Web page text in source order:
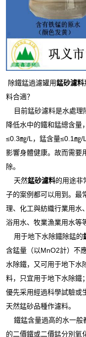
除鐵錳過濾罐用錳砂濾料
料合適？
目前錳砂濾料是水處理
降低水中的鐵和錳總含量
≤0.3㎎/L，錳含量≤0.1㎎/
影響身體健康。故而需要
除。
天然錳砂濾料的用途非
子的案例都可以用到。最
理、化工與紡織行業用水
浴用水、牧業漁業用水等
用于地下水除鐵除錳的
含錳量（以MnO2計）不
水除鐵，又可用于地下水
料，只宜用于地下水除鐵
優先采用經過科學試驗或
天然錳砂品種作濾料。
鐵錳含量過高的水一般
的二價鐵或二價錳分別氧